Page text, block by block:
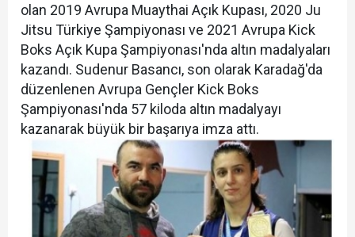
olan 2019 Avrupa Muaythai Açık Kupası, 2020 Ju
Jitsu Türkiye Şampiyonası ve 2021 Avrupa Kick
Boks Açık Kupa Şampiyonası'nda altın madalyaları
kazandı. Sudenur Basancı, son olarak Karadağ'da
düzenlenen Avrupa Gençler Kick Boks
Şampiyonası'nda 57 kiloda altın madalyayı
kazanarak büyük bir başarıya imza attı.